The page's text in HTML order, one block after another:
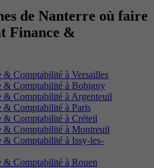
de Nanterre où faire
Finance &
Comptabilité à Versailles
& Comptabilité à Bobigny
& Comptabilité à Argenteuil
& Comptabilité à Paris
& Comptabilité à Créteil
& Comptabilité à Montreuil
Comptabilité à Issy-les-
Comptabilité à Rouen